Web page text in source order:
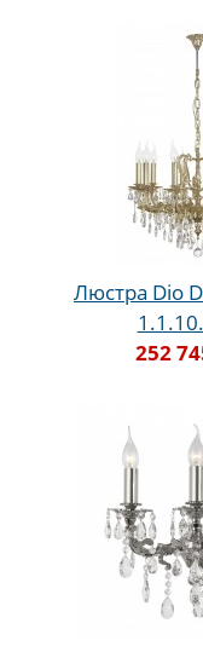
Люстра Dio
252